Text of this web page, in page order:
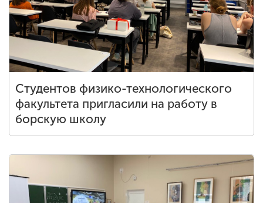
Студентов физико-технологического
факультета пригласили на работу в
борскую школу